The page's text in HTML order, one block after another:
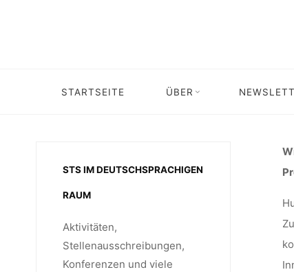
STARTSEITE ÜBER
HUMAN
HomeStellenangebot
STS IM DEUTSCHSPRACHIGEN
RAUM
Aktivitäten,
Stellenausschreibungen,
Konferenzen und viele